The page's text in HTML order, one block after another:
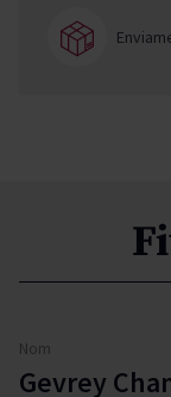
Nom
Gevrey